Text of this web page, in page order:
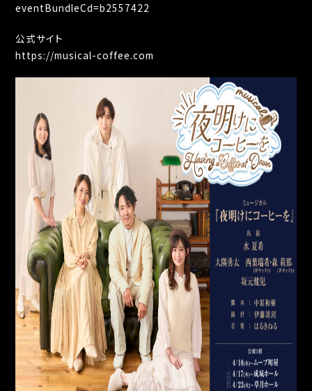
eventBundleCd=b2557422
公式サイト
https://musical-coffee.com